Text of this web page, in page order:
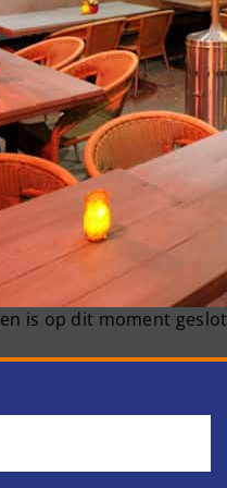
is op dit moment